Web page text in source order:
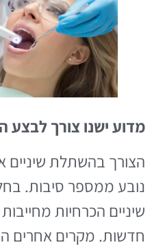
מדוע ישנו צורך לבצע
הצורך בהשתלת
נובע ממספר סיבות.
שיניים הכרחיות
חדשות. מקרים אחרים